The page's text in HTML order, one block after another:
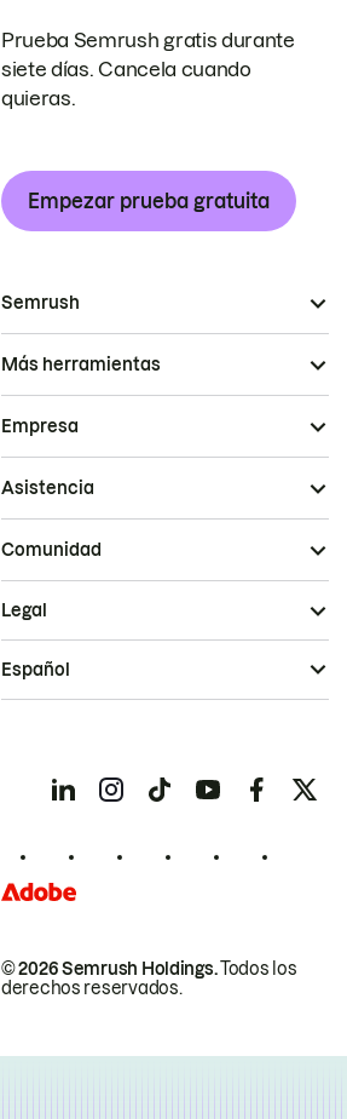
Prueba Semrush gratis durante
siete días. Cancela cuando
quieras.
Empezar prueba gratuita
Semrush
Más herramientas
Empresa
Asistencia
Comunidad
© 2026 Semrush Holdings.Todos los
derechos reservados.
Legal
Español